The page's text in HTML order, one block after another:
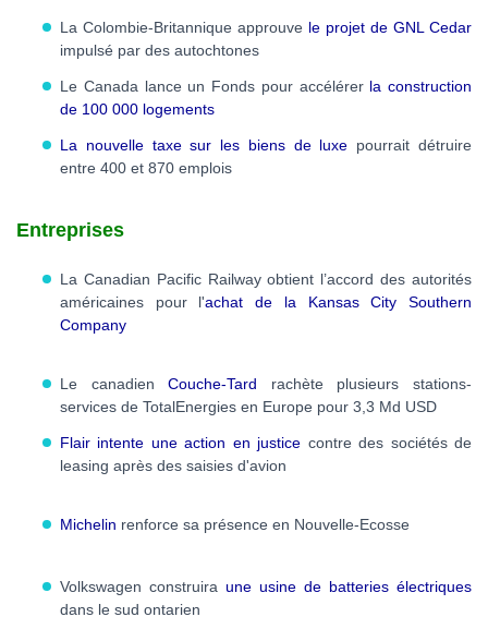
La Colombie-Britannique approuve le projet de GNL Cedar
impulsé par des autochtones
Le Canada lance un Fonds pour accélérer la construction
de 100 000 logements
La nouvelle taxe sur les biens de luxe pourrait détruire
entre 400 et 870 emplois
Entreprises
La Canadian Pacific Railway obtient l’accord des autorités
américaines pour l'achat de la Kansas City Southern
Company
Le canadienCouche-Tard rachète plusieurs stations-
services de TotalEnergies en Europe pour 3,3 Md USD
Flair intente une action en justice contre des sociétés de
leasing après des saisies d'avion
Michelin renforce sa présence en Nouvelle-Ecosse
Volkswagen construira une usine de batteries électriques
dans le sud ontarien